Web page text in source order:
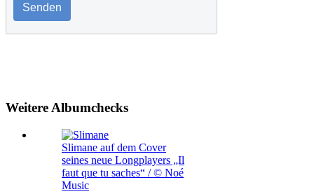
Senden
Weitere Albumchecks
Slimane auf dem Cover
seines neue Longplayers „Il
faut que tu saches“ / © Noé
Music